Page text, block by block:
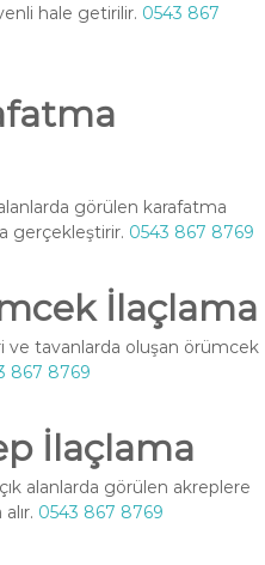
hale getirilir. 0543 867
görülen karafatma
gerçekleştirir. 0543 867 8769
İlaçlama
tavanlarda oluşan örümcek
867 8769
İlaçlama
alanlarda görülen akreplere
0543 867 8769